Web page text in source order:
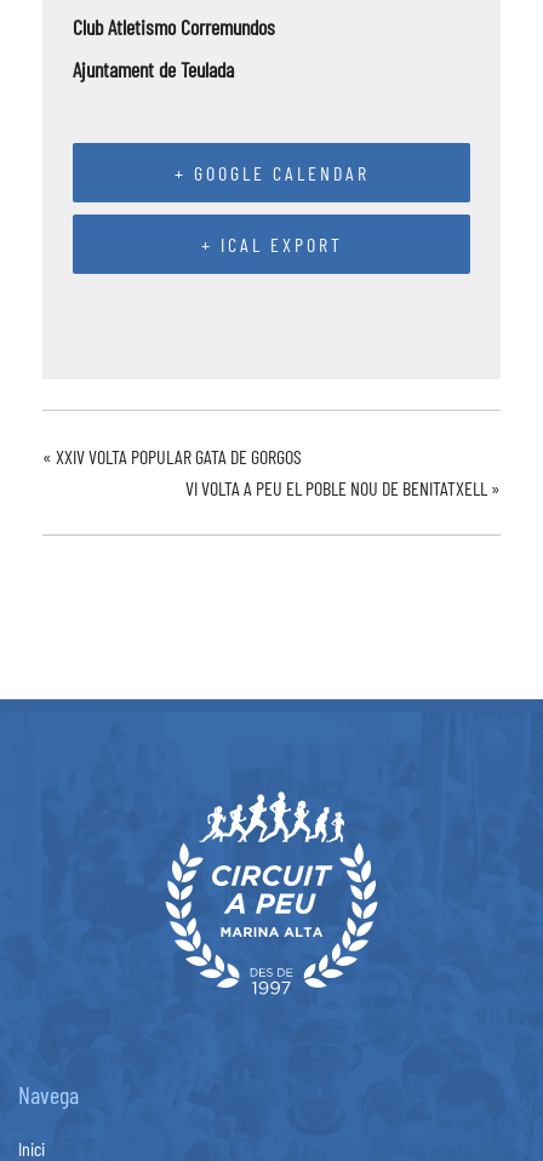
Club Atletismo Corremundos
Ajuntament de Teulada
+ GOOGLE CALENDAR
+ ICAL EXPORT
« XXIV VOLTA POPULAR GATA DE GORGOS
VI VOLTA A PEU EL POBLE NOU DE BENITATXELL »
Navega
Inici